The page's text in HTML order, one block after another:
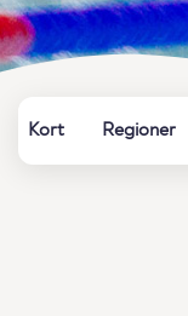
Kort Regioner